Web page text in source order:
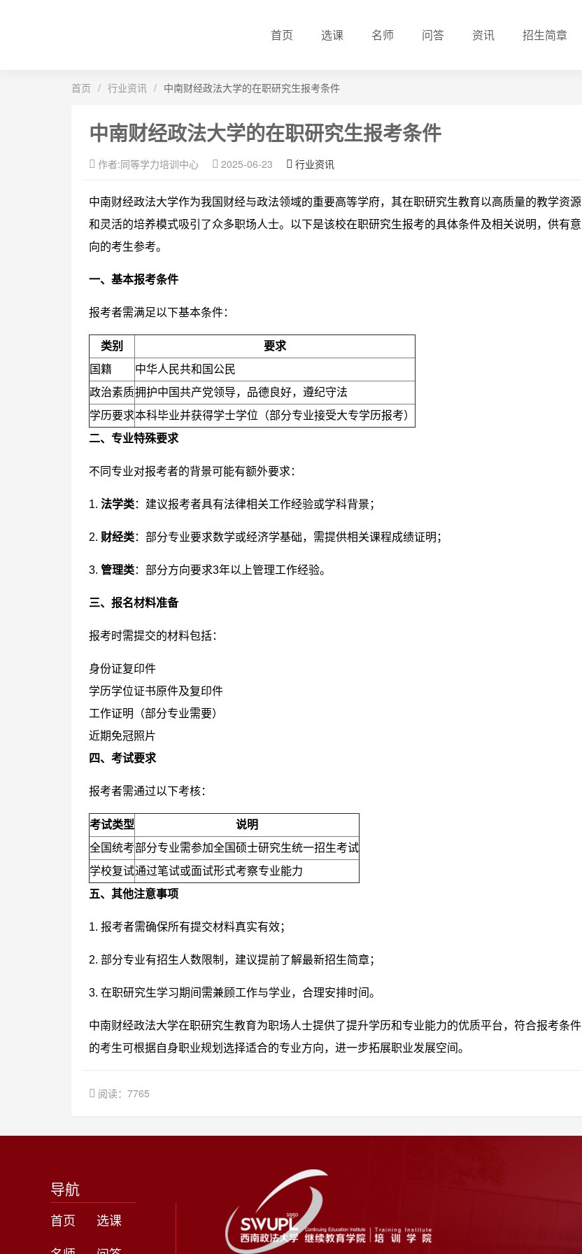
首页 选课 名师 问答 资讯 招生简章
首页 / 行业资讯 / 中南财经政法大学的在职研究生报考条件
中南财经政法大学的在职研究生报考条件
作者:同等学力培训中心 2025-06-23 行业资讯
中南财经政法大学作为我国财经与政法领域的重要高等学府，其在职研究生教育以高质量的教学资源
和灵活的培养模式吸引了众多职场人士。以下是该校在职研究生报考的具体条件及相关说明，供有意
向的考生参考。
一、基本报考条件
报考者需满足以下基本条件：
类别
要求
国籍
中华人民共和国公民
政治素质拥护中国共产党领导，品德良好，遵纪守法
学历要求本科毕业并获得学士学位（部分专业接受大专学历报考）
二、专业特殊要求
不同专业对报考者的背景可能有额外要求：
1. 法学类：建议报考者具有法律相关工作经验或学科背景；
2. 财经类：部分专业要求数学或经济学基础，需提供相关课程成绩证明；
3. 管理类：部分方向要求3年以上管理工作经验。
三、报名材料准备
报考时需提交的材料包括：
身份证复印件
学历学位证书原件及复印件
工作证明（部分专业需要）
近期免冠照片
四、考试要求
报考者需通过以下考核：
考试类型
说明
全国统考部分专业需参加全国硕士研究生统一招生考试
学校复试通过笔试或面试形式考察专业能力
五、其他注意事项
1. 报考者需确保所有提交材料真实有效；
2. 部分专业有招生人数限制，建议提前了解最新招生简章；
3. 在职研究生学习期间需兼顾工作与学业，合理安排时间。
中南财经政法大学在职研究生教育为职场人士提供了提升学历和专业能力的优质平台，符合报考条件
的考生可根据自身职业规划选择适合的专业方向，进一步拓展职业发展空间。
阅读：7765
导航
首页
选课